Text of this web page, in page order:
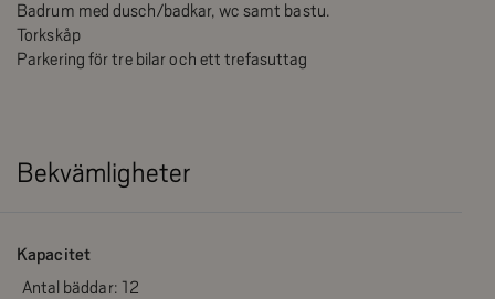
Badrum med dusch/badkar, wc samt bastu.
Torkskåp
Parkering för tre bilar och ett trefasuttag
Bekvämligheter
Kapacitet
Antal bäddar: 12